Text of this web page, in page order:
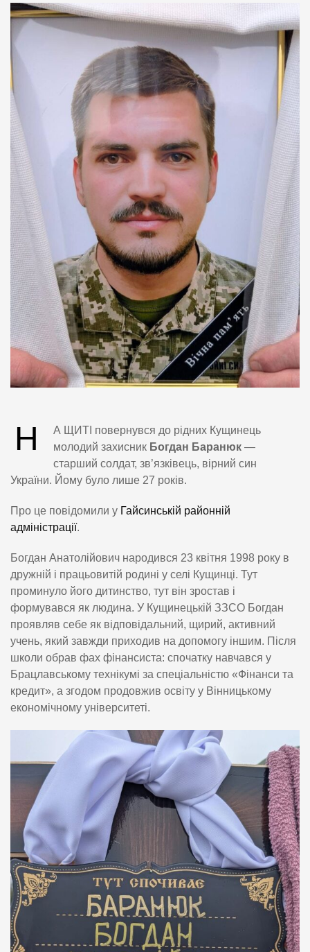
Н
А ЩИТІ повернувся до рідних Кущинець
молодий захисник Богдан Баранюк —
старший солдат, зв’язківець, вірний син
України. Йому було лише 27 років.
Про це повідомили у Гайсинській районній
адміністрації.
Богдан Анатолійович народився 23 квітня 1998 року в
дружній і працьовитій родині у селі Кущинці. Тут
проминуло його дитинство, тут він зростав і
формувався як людина. У Кущинецькій ЗЗСО Богдан
проявляв себе як відповідальний, щирий, активний
учень, який завжди приходив на допомогу іншим. Після
школи обрав фах фінансиста: спочатку навчався у
Брацлавському технікумі за спеціальністю «Фінанси та
кредит», а згодом продовжив освіту у Вінницькому
економічному університеті.